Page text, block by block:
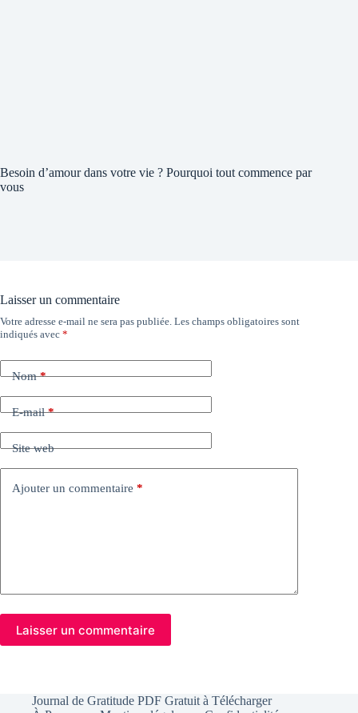
Besoin d’amour dans votre vie ? Pourquoi tout commence par
vous
Laisser un commentaire
Votre adresse e-mail ne sera pas publiée. Les champs obligatoires sont
indiqués avec *
Nom*
E-mail*
Site web
Ajouter un commentaire *
Laisser un commentaire
Journal de Gratitude PDF Gratuit à Télécharger